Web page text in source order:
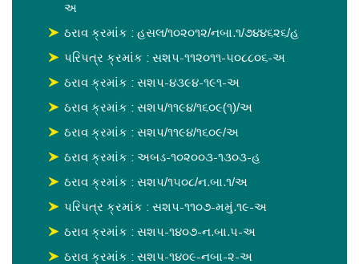
અ
ઠરાવ ક્રમાંક : હસલ/૧૦૨૦૧૨/નબા.૧/૭૪૪૬૨૬/હ
પરિપત્ર ક્રમાંક : સશપ-૧૧૨૦૧૧-૫૦૮૮૦૬-અ
ઠરાવ ક્રમાંક : સશપ-૪૩૯૪-૧૯૧-અ
ઠરાવ ક્રમાંક : સશપ/૧૧૯૪/૧૬૦૯(૧)/અ
ઠરાવ ક્રમાંક : સશપ/૧૧૯૪/૧૬૦૯/અ
ઠરાવ ક્રમાંક : અબડ-૧૦૨૦૦૩-૧૩૦૩-હ
ઠરાવ ક્રમાંક : સશપ/૧૫૦૮/ન.બા.૧/અ
પરિપત્ર ક્રમાંક : સશપ-૧૧૦૭-મમું.૧૯-અ
ઠરાવ ક્રમાંક : સશપ-૧૪૦૭-ન.બા.પ-અ
ઠરાવ ક્રમાંક : સશપ-૧૪૦૯-નબા-૨-અ